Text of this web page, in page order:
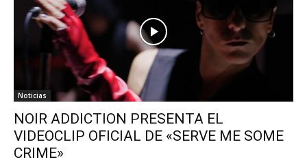
Noticias
NOIR ADDICTION PRESENTA EL
VIDEOCLIP OFICIAL DE «SERVE ME SOME
CRIME»